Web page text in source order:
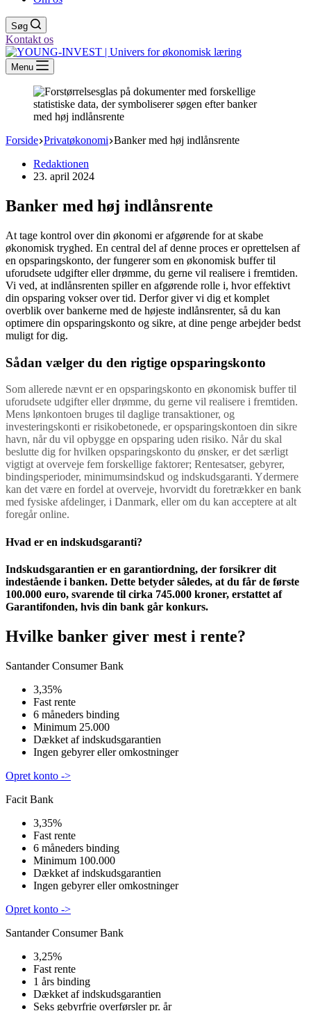
Søg
Kontakt os
Menu
Forside Privatøkonomi Banker med høj indlånsrente
Redaktionen
23. april 2024
Banker med høj indlånsrente
At tage kontrol over din økonomi er afgørende for at skabe
økonomisk tryghed. En central del af denne proces er oprettelsen af
en opsparingskonto, der fungerer som en økonomisk buffer til
uforudsete udgifter eller drømme, du gerne vil realisere i fremtiden.
Vi ved, at indlånsrenten spiller en afgørende rolle i, hvor effektivt
din opsparing vokser over tid. Derfor giver vi dig et komplet
overblik over bankerne med de højeste indlånsrenter, så du kan
optimere din opsparingskonto og sikre, at dine penge arbejder bedst
muligt for dig.
Sådan vælger du den rigtige opsparingskonto
Som allerede nævnt er en opsparingskonto en økonomisk buffer til
uforudsete udgifter eller drømme, du gerne vil realisere i fremtiden.
Mens lønkontoen bruges til daglige transaktioner, og
investeringskonti er risikobetonede, er opsparingskontoen din sikre
havn, når du vil opbygge en opsparing uden risiko. Når du skal
beslutte dig for hvilken opsparingskonto du ønsker, er det særligt
vigtigt at overveje fem forskellige faktorer; Rentesatser, gebyrer,
bindingsperioder, minimumsindskud og indskudsgaranti. Ydermere
kan det være en fordel at overveje, hvorvidt du foretrækker en bank
med fysiske afdelinger, i Danmark, eller om du kan acceptere at alt
foregår online.
Hvad er en indskudsgaranti?
Indskudsgarantien er en garantiordning, der forsikrer dit
indestående i banken. Dette betyder således, at du får de første
100.000 euro, svarende til cirka 745.000 kroner, erstattet af
Garantifonden, hvis din bank går konkurs.
Hvilke banker giver mest i rente?
Santander Consumer Bank
3,35%
Fast rente
6 måneders binding
Minimum 25.000
Dækket af indskudsgarantien
Ingen gebyrer eller omkostninger
Opret konto ->
Facit Bank
3,35%
Fast rente
6 måneders binding
Minimum 100.000
Dækket af indskudsgarantien
Ingen gebyrer eller omkostninger
Opret konto ->
Santander Consumer Bank
3,25%
Fast rente
1 års binding
Dækket af indskudsgarantien
Seks gebyrfrie overførsler pr. år